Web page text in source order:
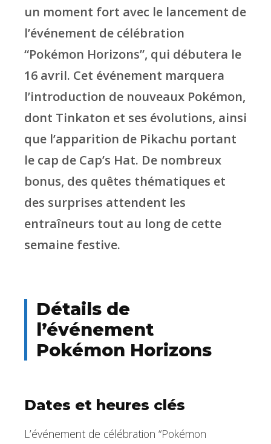
un moment fort avec le lancement de
l’événement de célébration
“Pokémon Horizons”, qui débutera le
16 avril. Cet événement marquera
l’introduction de nouveaux Pokémon,
dont Tinkaton et ses évolutions, ainsi
que l’apparition de Pikachu portant
le cap de Cap’s Hat. De nombreux
bonus, des quêtes thématiques et
des surprises attendent les
entraîneurs tout au long de cette
semaine festive.
Détails de
l’événement
Pokémon Horizons
Dates et heures clés
L’événement de célébration “Pokémon